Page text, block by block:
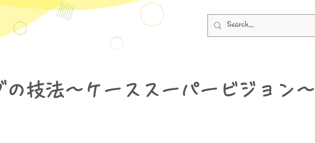
技法～ケーススーパービジョン～